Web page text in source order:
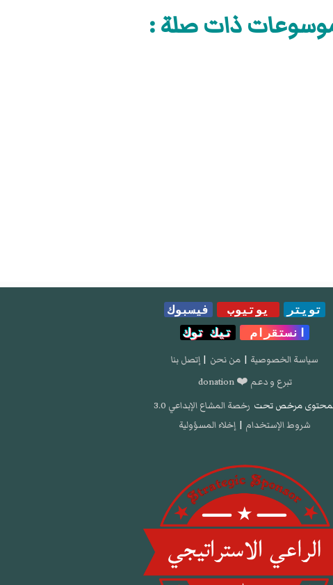
ذات صلة :
تويتر يوتيوب
فيسبوك
انستقرام
تيك توك
سياسة الخصوصية | من نحن | إتصل بنا
تبرع و دعم ❤️ donation
مرخص تحت رخصة المشاع الإبداعي 3.0
شروط الإستخدام | إخلاء المسؤولية